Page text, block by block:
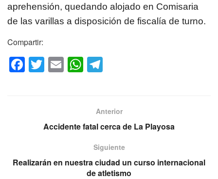
aprehensión, quedando alojado en Comisaria
de las varillas a disposición de fiscalía de turno.
Compartir:
F
o
T E W
A
p
gr
a
m
Anterior
Accidente fatal cerca de La Playosa
Siguiente
Realizarán en nuestra ciudad un curso internacional
de atletismo